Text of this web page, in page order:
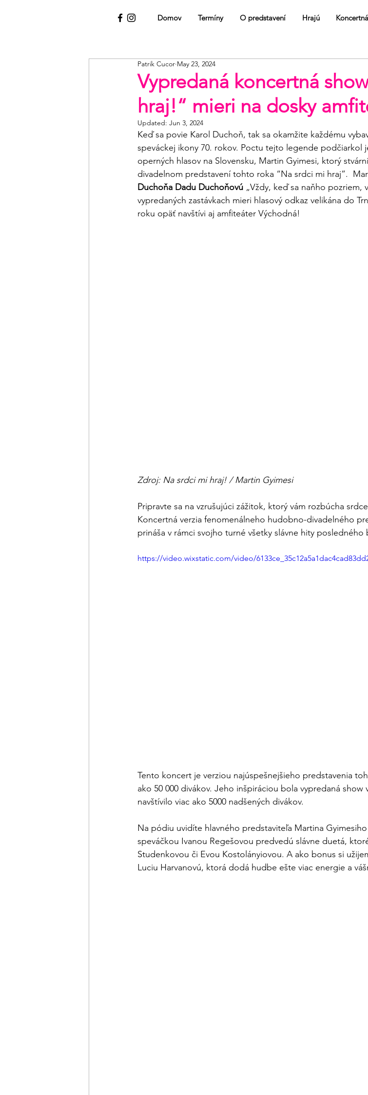
Domov Termíny O predstavení Hrajú
Vypredaná koncertná
hraj!“ mieri na dosky
Patrik Cucor May 23, 2024
Updated: Jun 3, 2024
Keď sa povie Karol Duchoň, tak sa okamžite každému
speváckej ikony 70. rokov. Poctu tejto legende podčiarkol
operných hlasov na Slovensku, Martin Gyimesi, ktorý
divadelnom predstavení tohto roka “Na srdci mi hraj”.
Duchoňa Dadu Duchoňovú „Vždy, keď sa naňho
vypredaných zastávkach mieri hlasový odkaz velikána do
roku opäť navštívi aj amfiteáter Východná!
Zdroj: Na srdci mi hraj! / Martin Gyimesi
Pripravte sa na vzrušujúci zážitok, ktorý vám rozbúcha
Koncertná verzia fenomenálneho hudobno-divadelného
prináša v rámci svojho turné všetky slávne hity
https://video.wixstatic.com/video/
Tento koncert je verziou najúspešnejšieho predstavenia
ako 50 000 divákov. Jeho inšpiráciou bola vypredaná
navštívilo viac ako 5000 nadšených divákov.
Na pódiu uvidíte hlavného predstaviteľa Martina
speváčkou Ivanou Regešovou predvedú slávne duetá,
Studenkovou či Evou Kostolányiovou. A ako bonus si
Luciu Harvanovú, ktorá dodá hudbe ešte viac energie a